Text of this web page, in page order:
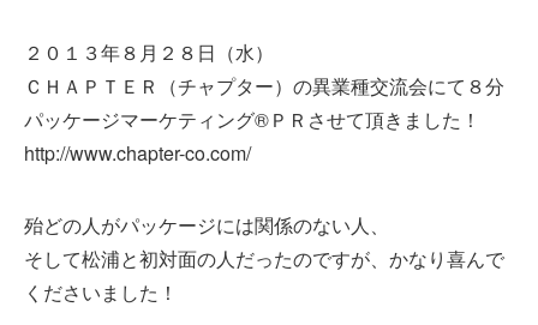
２０１３年８月２８日（水）
ＣＨＡＰＴＥＲ（チャプター）の異業種交流会にて８分
パッケージマーケティング®ＰＲさせて頂きました！
http://www.chapter-co.com/
殆どの人がパッケージには関係のない人、
そして松浦と初対面の人だったのですが、かなり喜んで
くださいました！